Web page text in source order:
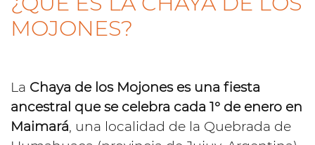
MOJONES?
La Chaya de los Mojones es una fiesta
ancestral que se celebra cada 1° de enero en
Maimará, una localidad de la Quebrada de